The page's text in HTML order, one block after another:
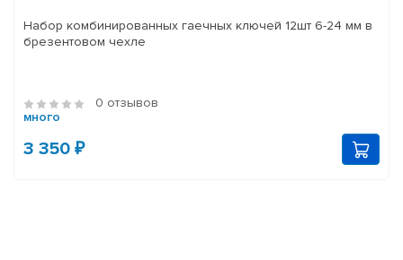
Набор комбинированных гаечных ключей 12шт 6-24 мм в
брезентовом чехле
0 отзывов
много
3 350 ₽